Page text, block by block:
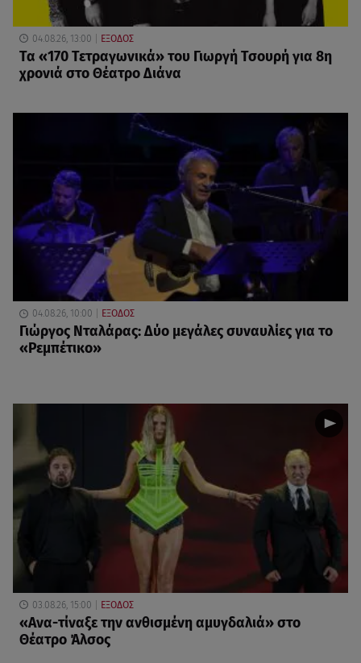
04.08.26, 13:00 ΕΞΟΔΟΣ
Τα «170 Τετραγωνικά» του Γιωργή Τσουρή για 8η
χρονιά στο Θέατρο Διάνα
04.08.26, 10:00 ΕΞΟΔΟΣ
Γιώργος Νταλάρας: Δύο μεγάλες συναυλίες για το
«Ρεμπέτικο»
03.08.26, 15:00 ΕΞΟΔΟΣ
«Ανα-τίναξε την ανθισμένη αμυγδαλιά» στο
Θέατρο Άλσος